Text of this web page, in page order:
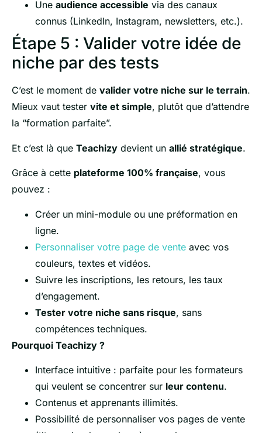
Une audience accessible via des canaux
connus (LinkedIn, Instagram, newsletters, etc.).
Étape 5 : Valider votre idée de
niche par des tests
C’est le moment de valider votre niche sur le terrain.
Mieux vaut tester vite et simple, plutôt que d’attendre
la “formation parfaite”.
Et c’est là que Teachizy devient un allié stratégique.
Grâce à cette plateforme 100% française, vous
pouvez :
Créer un mini-module ou une préformation en
ligne.
Personnaliser votre page de vente avec vos
couleurs, textes et vidéos.
Suivre les inscriptions, les retours, les taux
d’engagement.
Tester votre niche sans risque, sans
compétences techniques.
Pourquoi Teachizy ?
Interface intuitive : parfaite pour les formateurs
qui veulent se concentrer sur leur contenu.
Contenus et apprenants illimités.
Possibilité de personnaliser vos pages de vente